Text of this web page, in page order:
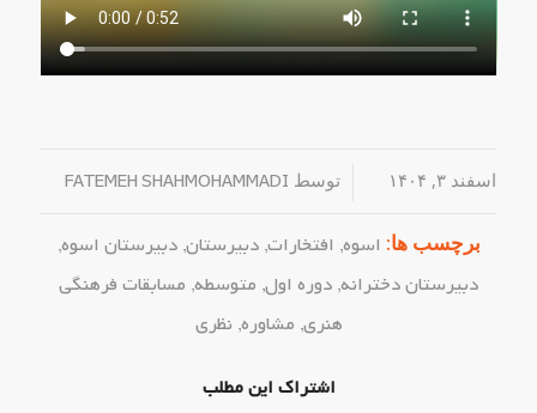
اسفند ۳, ۱۴۰۴ / توسط FATEMEH SHAHMOHAMMADI
برچسب ها: اسوه, افتخارات,دبیرستان,دبیرستان اسوه,
دبیرستان دخترانه, دوره اول, متوسطه, مسابقات فرهنگی
هنری, مشاوره, نظری
اشتراک این مطلب